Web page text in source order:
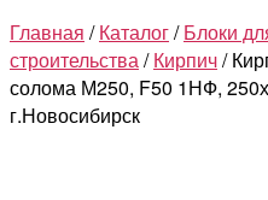
Главная /Каталог/Блоки
строительства/Кирпич/
солома М250, F50 1НФ,
г.Новосибирск